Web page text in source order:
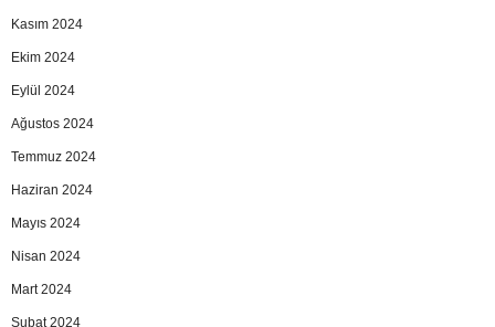
Kasım 2024
Ekim 2024
Eylül 2024
Ağustos 2024
Temmuz 2024
Haziran 2024
Mayıs 2024
Nisan 2024
Mart 2024
Şubat 2024